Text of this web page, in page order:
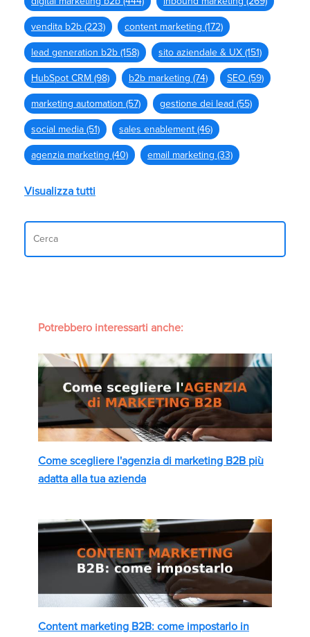
vendita b2b (223) content marketing (172)
lead generation b2b (158) sito aziendale & UX (151)
HubSpot CRM (98) b2b marketing (74) SEO (59)
marketing automation (57) gestione dei lead (55)
social media (51) sales enablement (46)
agenzia marketing (40) email marketing (33)
Visualizza tutti
Potrebbero interessarti anche:
Come scegliere l'agenzia di marketing B2B più
adatta alla tua azienda
Content marketing B2B: come impostarlo in